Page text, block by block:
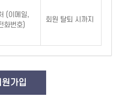
(이메일,
화번호)
회원 탈퇴 시까지